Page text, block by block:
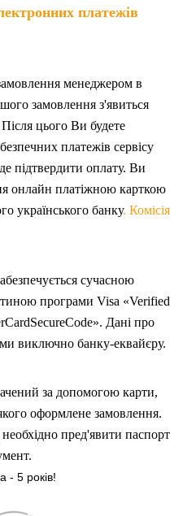
платежів
менеджером в
замовлення з'явиться
цього Ви будете
платежів сервісу
підтвердити оплату. Ви
онлайн платіжною карткою
українського банку. Комісія
сучасною
програми Visa «Verified
Дані про
виключно банку-еквайєру.
за допомогою карти,
оформлене замовлення.
пред'явити паспорт
- 5 років!